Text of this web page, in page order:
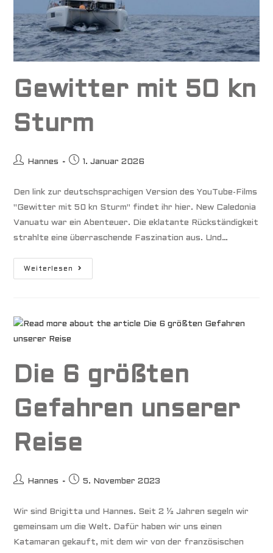
Gewitter mit 50 kn
Sturm
Beitrags-
Hannes
Beitrag
1. Januar 2026
Den link zur deutschsprachigen Version des YouTube-Films
"Gewitter mit 50 kn Sturm" findet ihr hier. New Caledonia
Vanuatu war ein Abenteuer. Die eklatante Rückständigkeit
strahlte eine überraschende Faszination aus. Und…
Weiterlesen
Gewitter
Die 6 größten
Gefahren unserer
Reise
Beitrags-
Hannes
Beitrag
5. November 2023
Wir sind Brigitta und Hannes. Seit 2 ½ Jahren segeln wir
gemeinsam um die Welt. Dafür haben wir uns einen
Katamaran gekauft, mit dem wir von der französischen